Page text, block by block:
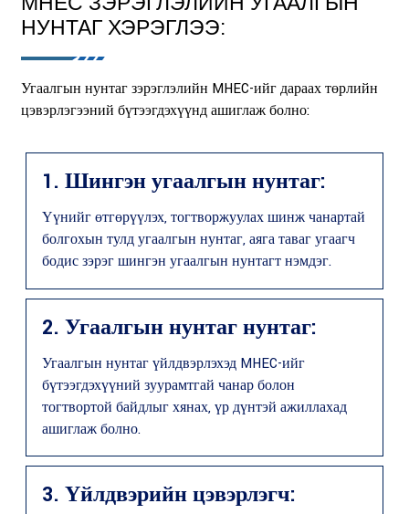
НУНТАГ ХЭРЭГЛЭЭ:
Угаалгын нунтаг зэрэглэлийн MHEC-ийг дараах төрлийн
цэвэрлэгээний бүтээгдэхүүнд ашиглаж болно:
1. Шингэн угаалгын нунтаг:
Үүнийг өтгөрүүлэх, тогтворжуулах шинж чанартай
болгохын тулд угаалгын нунтаг, аяга таваг угаагч
бодис зэрэг шингэн угаалгын нунтагт нэмдэг.
2. Угаалгын нунтаг нунтаг:
Угаалгын нунтаг үйлдвэрлэхэд MHEC-ийг
бүтээгдэхүүний зуурамтгай чанар болон
тогтвортой байдлыг хянах, үр дүнтэй ажиллахад
ашиглаж болно.
3. Үйлдвэрийн цэвэрлэгч: